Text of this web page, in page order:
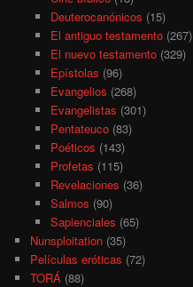
Deuterocanónicos (15)
El antiguo testamento(267)
El nuevo testamento(329)
Epístolas (96)
Evangelios (268)
Evangelistas (301)
Pentateuco(83)
Poéticos (143)
Profetas (115)
Revelaciones (36)
Salmos (90)
Sapienciales (65)
Nunsploitation (35)
Películas eróticas (72)
TORÁ (88)